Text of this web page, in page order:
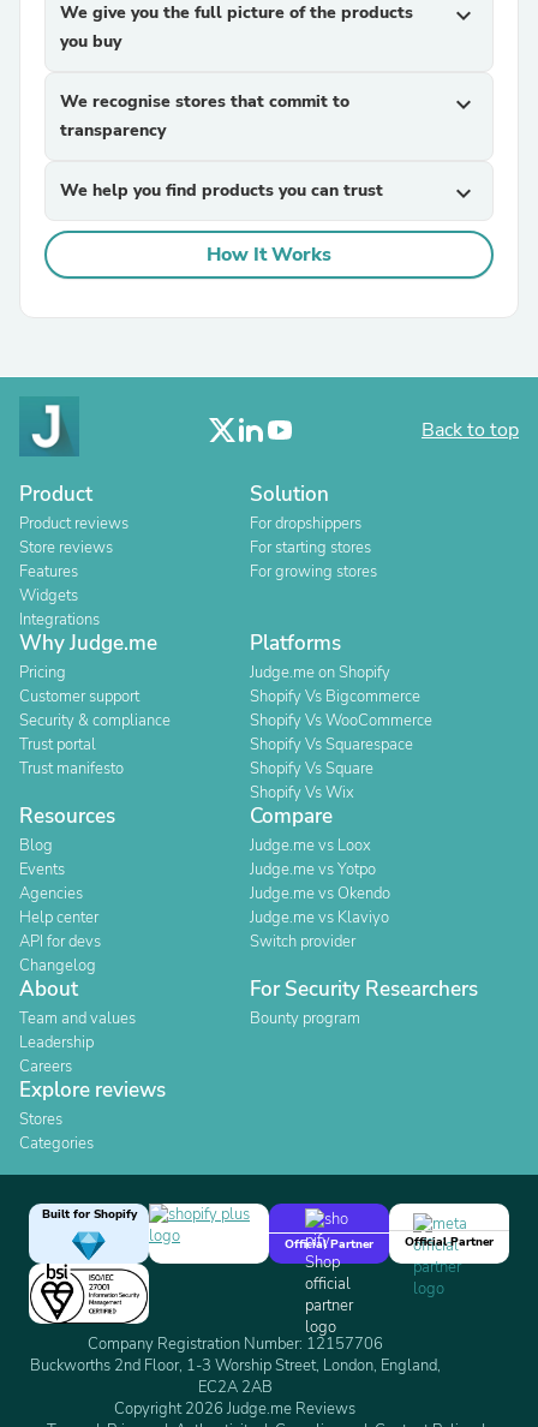
We give you the full picture of the products
you buy
expand_more
We recognise stores that commit to
transparency
expand_more
We help you find products you can trust expand_more
How It Works
Back to top
Product
Product reviews
Store reviews
Features
Widgets
Integrations
Solution
For dropshippers
For starting stores
For growing stores
Why Judge.me
Pricing
Customer support
Security & compliance
Trust portal
Trust manifesto
Platforms
Judge.me on Shopify
Shopify Vs Bigcommerce
Shopify Vs WooCommerce
Shopify Vs Squarespace
Shopify Vs Square
Shopify Vs Wix
Resources
Blog
Events
Agencies
Help center
API for devs
Changelog
Compare
Judge.me vs Loox
Judge.me vs Yotpo
Judge.me vs Okendo
Judge.me vs Klaviyo
Switch provider
About
Team and values
Leadership
Careers
For Security Researchers
Bounty program
Explore reviews
Stores
Categories
Built for Shopify
Official Partner
Official Partner
Company Registration Number: 12157706
Buckworths 2nd Floor, 1-3 Worship Street, London, England,
EC2A 2AB
Copyright 2026 Judge.me Reviews